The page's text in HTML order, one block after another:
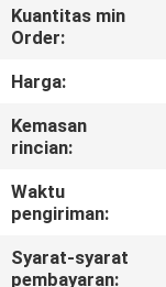
KONTROL
KUALITAS
HUBUNGI
KAMI
BERITA
Kuantitas min
Order:
Harga:
Kemasan
rincian:
Waktu
pengiriman:
Syarat-syarat
pembayaran: